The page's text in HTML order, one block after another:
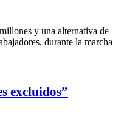
y una alternativa de
durante la marcha
excluidos”